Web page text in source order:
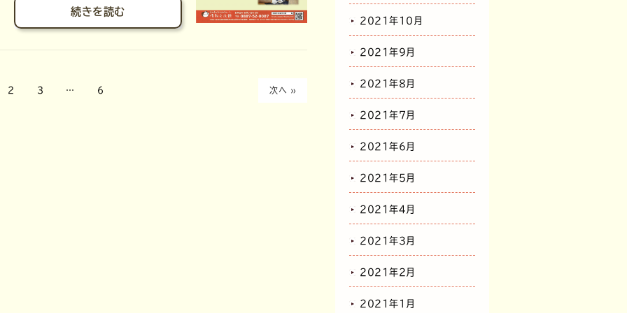
続きを読む
2 3 … 6 次へ »
2021年10月
2021年9月
2021年8月
2021年7月
2021年6月
2021年5月
2021年4月
2021年3月
2021年2月
2021年1月